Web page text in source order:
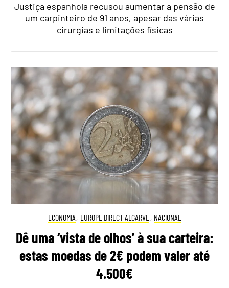
Justiça espanhola recusou aumentar a pensão de
um carpinteiro de 91 anos, apesar das várias
cirurgias e limitações físicas
ECONOMIA, EUROPE DIRECT ALGARVE, NACIONAL
Dê uma ‘vista de olhos’ à sua carteira:
estas moedas de 2€ podem valer até
4.500€